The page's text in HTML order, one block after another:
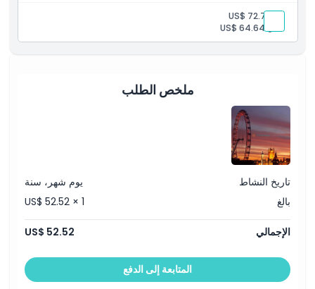
بالغ:
US$ 72.72
طفل:US$ 64.64
ملخص الطلب
تاريخ النشاط
يوم شهر، سنة
بالغ
US$ 52.52 × 1
الإجمالي US$ 52.52
المتابعة إلى الدفع